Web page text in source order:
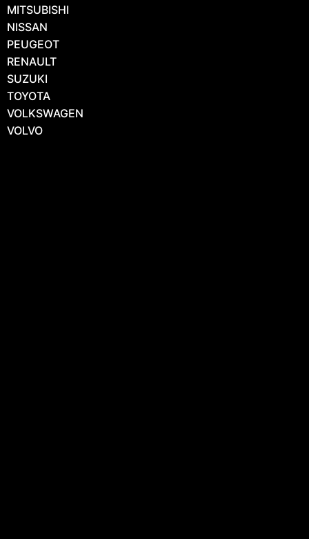
MITSUBISHI
NISSAN
PEUGEOT
RENAULT
SUZUKI
TOYOTA
VOLKSWAGEN
VOLVO